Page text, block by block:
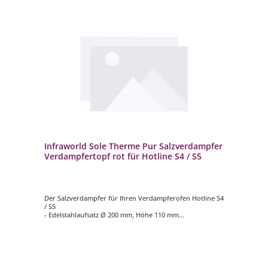
Infraworld Sole Therme Pur Salzverdampfer
Verdampfertopf rot für Hotline S4 / S5
Der Salzverdampfer für Ihren Verdampferofen Hotline S4
/ S5
- Edelstahlaufsatz Ø 200 mm, Höhe 110 mm